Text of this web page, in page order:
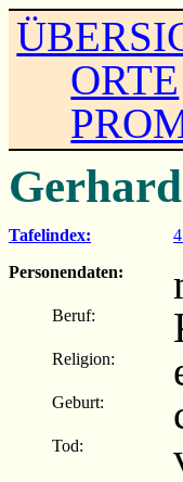
ORTE
Gerhard
Tafelindex:
Personendaten:
Beruf:
Religion:
Geburt:
Tod: